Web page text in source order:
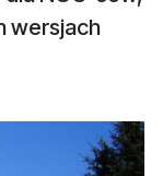
wersjach